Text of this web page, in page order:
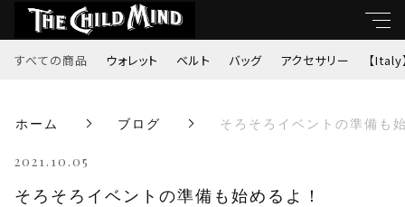
すべての商品 ウォレット ベルト バッグ アクセサリー 【Italy
ホーム ブログ そろそろイベントの準備も
2021.10.05
そろそろイベントの準備も始めるよ！
すべて